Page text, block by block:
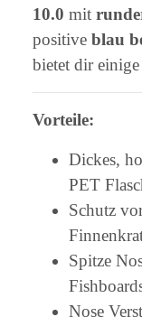
10.0 mit
positive blau
bietet dir
Vorteile:
Dickes,
PET
Schutz
Spitze
Nose